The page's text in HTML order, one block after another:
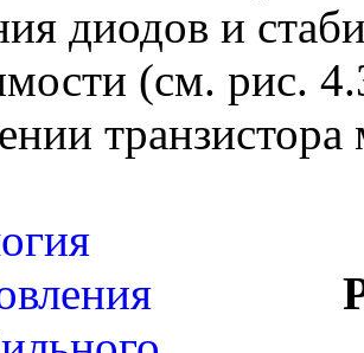
диодов и
(см. рис.